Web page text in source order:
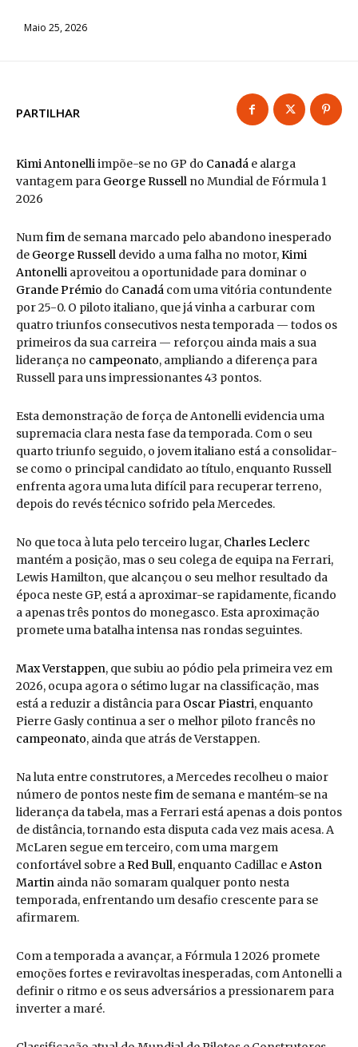
Maio 25, 2026
PARTILHAR
Kimi Antonelliimpõe-se no GP do Canadá e alarga
vantagem para George Russell no Mundial de Fórmula 1
2026
Numfim de semana marcado pelo abandono inesperado
de George Russell devido a uma falha no motor,Kimi
Antonelli aproveitou a oportunidade para dominar o
Grande Prémio do Canadá com uma vitória contundente
por 25-0. O piloto italiano, que já vinha a carburar com
quatro triunfos consecutivos nesta temporada — todos os
primeiros da sua carreira — reforçou ainda mais a sua
liderança no campeonato, ampliando a diferença para
Russell para uns impressionantes 43 pontos.
Esta demonstração de força de Antonelli evidencia uma
supremacia clara nesta fase da temporada. Com o seu
quarto triunfo seguido, o jovem italiano está a consolidar-
se como o principal candidato ao título, enquanto Russell
enfrenta agora uma luta difícil para recuperar terreno,
depois do revés técnico sofrido pela Mercedes.
No que toca à luta pelo terceiro lugar, Charles Leclerc
mantém a posição, mas o seu colega de equipa na Ferrari,
Lewis Hamilton, que alcançou o seu melhor resultado da
época neste GP, está a aproximar-se rapidamente, ficando
a apenas três pontos do monegasco. Esta aproximação
promete uma batalha intensa nas rondas seguintes.
Max Verstappen, que subiu ao pódio pela primeira vez em
2026, ocupa agora o sétimo lugar na classificação, mas
está a reduzir a distância para Oscar Piastri, enquanto
Pierre Gasly continua a ser o melhor piloto francês no
campeonato, ainda que atrás de Verstappen.
Na luta entre construtores, a Mercedes recolheu o maior
número de pontos nestefim de semana e mantém-se na
liderança da tabela, mas a Ferrari está apenas a dois pontos
de distância, tornando esta disputa cada vez mais acesa. A
McLaren segue em terceiro, com uma margem
confortável sobre aRed Bull, enquanto Cadillac eAston
Martin ainda não somaram qualquer ponto nesta
temporada, enfrentando um desafio crescente para se
afirmarem.
Com a temporada a avançar, a Fórmula 1 2026 promete
emoções fortes e reviravoltas inesperadas, com Antonelli a
definir o ritmo e os seus adversários a pressionarem para
inverter a maré.